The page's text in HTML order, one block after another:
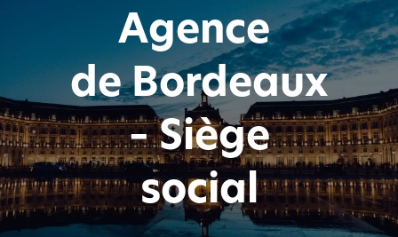
Agence
de Bordeaux
– Siège
social